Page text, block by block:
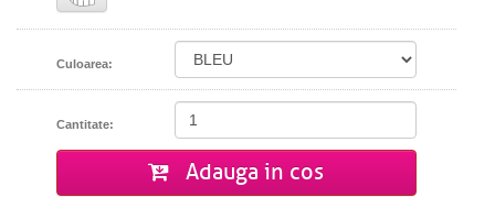
Culoarea:
Cantitate:
Adauga in cos